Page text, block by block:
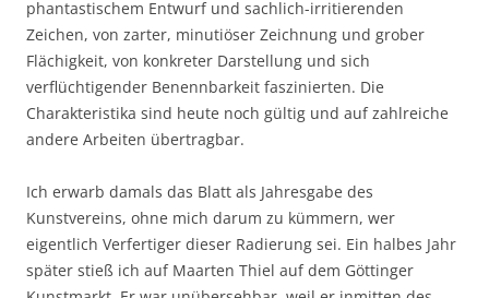
phantastischem Entwurf und sachlich-irritierenden
Zeichen, von zarter, minutiöser Zeichnung und grober
Flächigkeit, von konkreter Darstellung und sich
verflüchtigender Benennbarkeit faszinierten. Die
Charakteristika sind heute noch gültig und auf zahlreiche
andere Arbeiten übertragbar.
Ich erwarb damals das Blatt als Jahresgabe des
Kunstvereins, ohne mich darum zu kümmern, wer
eigentlich Verfertiger dieser Radierung sei. Ein halbes Jahr
später stieß ich auf Maarten Thiel auf dem Göttinger